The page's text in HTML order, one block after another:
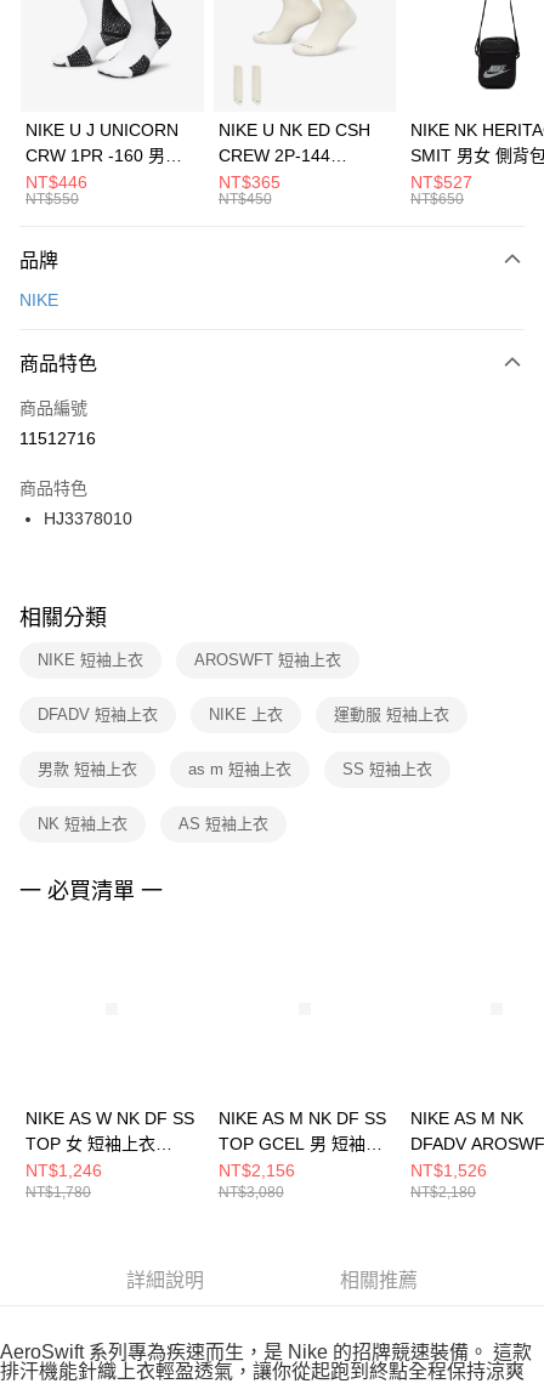
合作金庫商業銀行
第一商業銀行
華南商業銀行
彰化商業銀行
上海商業儲蓄銀行
元大商業銀行
台灣樂天信用卡公司
Apple Pay
全盈+PAY
AFTEE先享後付
【關於「AFTEE先享後付」】
便利好安心！
３．安心：先確認商品／服務後，再付款。
【「AFTEE先享後付」結帳流程】
１．於結帳方式選擇「AFTEE先享後付」後，將跳轉至「AFTEE先享後付」
２．訂單成立數日內，您將收到繳費通知簡訊。
３．收到繳費通知簡訊後14天內，點擊此簡訊中的連結，可透過四大超商／
ATM／網路銀行／等多元方式進行付款，方視為交易完成。
※ 交易是否成功請以「AFTEE先享後付 」之結帳頁面顯示為準，若有關於
是否繳費成功／繳費後需取消欲退款等相關疑問，請聯繫「AFTEE先享後付
客戶支援中心」https://netprotections.freshdesk.com/support/home
１．透過由恩沛科技股份有限公司提供之「AFTEE先享後付」服務完成之交
權轉讓予恩沛科技股份有限公司。
３．未成年的使用者請事先徵得法定代理人或監護人之同意方可使用
４．使用「AFTEE先享後付」時，將依據個別帳號之用戶狀況，依本公司即
運送方式
每筆NT$100，滿NT$1,500(含以上)免運費
宅配
每筆NT$100，滿NT$1,500(含以上)免運費
付款後門市自取
每筆NT$100，滿NT$1,500(含以上)免運費
NIKE U J UNICORN
CRW 1PR -160 男女
中統襪 FZ3393100
NT$446
NT$550
NIKE U NK ED CSH
CREW 2P-144
EMBRDY 男女 短統襪
FZ3073133
NT$365
NT$450
NIKE NK
SMIT 男女 側背
BA5871010
NT$527
NT$650
品牌
NIKE
商品特色
商品編號
11512716
商品特色
HJ3378010
相關分類
NIKE 短袖上衣 AROSWFT 短袖上衣
DFADV 短袖上衣 NIKE 上衣 運動服 短袖上衣
男款 短袖上衣 as m 短袖上衣 SS 短袖上衣
NK 短袖上衣 AS 短袖上衣
一 必買清單 一
NIKE AS W NK DF SS
TOP 女 短袖上衣
HQ8080104
NT$1,246
NT$1,780
NIKE AS M NK DF SS
TOP GCEL 男 短袖上
衣 IH9267010
NT$2,156
NT$3,080
NIKE AS M NK
DFADV
2INBF SH 男 短
FN3350736
NT$1,526
NT$2,180
詳細說明 相關推薦
AeroSwift 系列專為疾速而生，是 Nike 的招牌競速裝備。 這款
排汗機能針織上衣輕盈透氣，讓你從起跑到終點全程保持涼爽